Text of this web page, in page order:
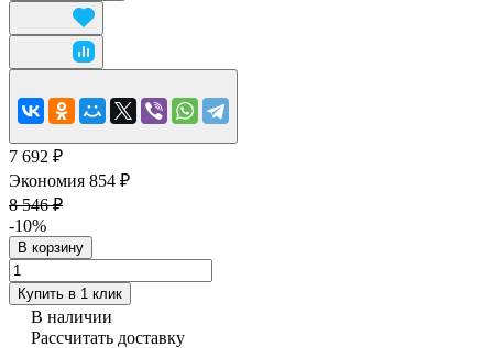
7 692 ₽
Экономия 854 ₽
8 546 ₽
-10%
В корзину
Купить в 1 клик
В наличии
Рассчитать доставку